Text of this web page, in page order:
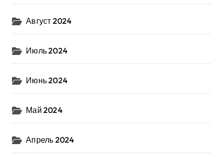
Август 2024
Июль 2024
Июнь 2024
Май 2024
Апрель 2024